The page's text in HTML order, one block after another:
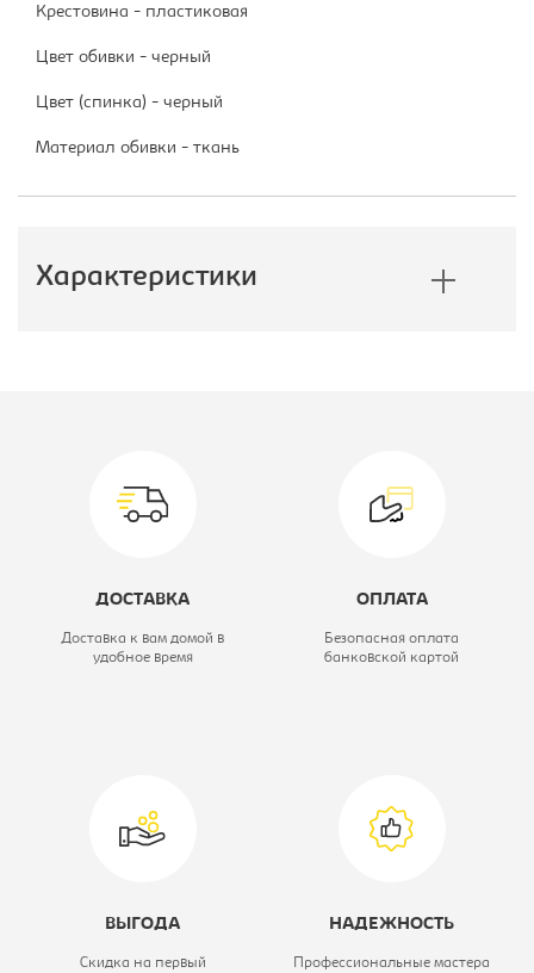
Крестовина - пластиковая
Цвет обивки - черный
Цвет (спинка) - черный
Материал обивки - ткань
Характеристики
Модель кресла: CH-808AXSN
Материал обивки: ткань 3C11
ДОСТАВКА
Доставка к вам домой в
удобное время
ОПЛАТА
Безопасная оплата
банковской картой
ВЫГОДА
Скидка на первый
НАДЕЖНОСТЬ
Профессиональные мастера